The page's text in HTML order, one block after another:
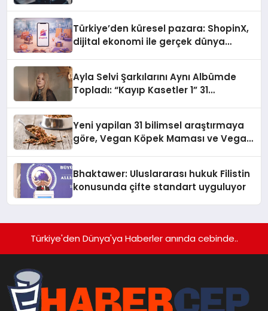
Türkiye’den küresel pazara: ShopinX,
dijital ekonomi ile gerçek dünya
Ayla Selvi Şarkılarını Aynı Albümde
Topladı: “Kayıp Kasetler 1” 31
Yeni yapilan 31 bilimsel araştırmaya
göre, Vegan Köpek Maması ve Vegan
Bhaktawer: Uluslararası hukuk Filistin
konusunda çifte standart uyguluyor
Türkiye'den Dünya'ya Haberler anında cebinde..